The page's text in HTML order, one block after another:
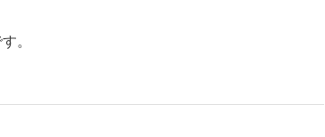
。